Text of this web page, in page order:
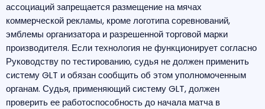
ассоциаций запрещается размещение на мячах
коммерческой рекламы, кроме логотипа соревнований,
эмблемы организатора и разрешенной торговой марки
производителя. Если технология не функционирует согласно
Руководству по тестированию, судья не должен применить
систему GLT и обязан сообщить об этом уполномоченным
органам. Судья, применяющий систему GLT, должен
проверить ее работоспособность до начала матча в